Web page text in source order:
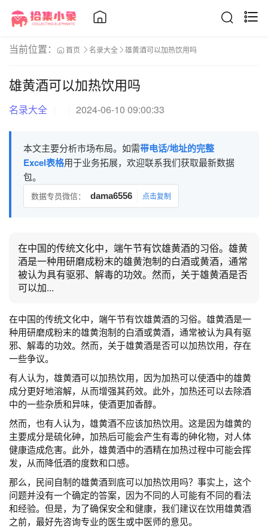
当前位置： 首页 名录大全 雄黄酒可以加热饮用吗
雄黄酒可以加热饮用吗
名录大全 2024-06-10 09:00:33
本文主要分析市场布局。如需带电话/地址的完整
Excel表格用于业务拓展，欢迎联系我们获取最新数据
包。
数据专员微信： dama6556 点击复制
在中国的传统文化中，端午节有饮雄黄酒的习俗。雄黄
酒是一种用研磨成粉末的雄黄泡制的白酒或黄酒，通常
被认为具有驱邪、解毒的功效。然而，关于雄黄酒是否
可以加...
在中国的传统文化中，端午节有饮雄黄酒的习俗。雄黄酒是一
种用研磨成粉末的雄黄泡制的白酒或黄酒，通常被认为具有驱
邪、解毒的功效。然而，关于雄黄酒是否可以加热饮用，存在
一些争议。
有人认为，雄黄酒可以加热饮用，因为加热可以使酒中的雄黄
成分更好地溶解，从而增强其药效。此外，加热还可以去除酒
中的一些杂质和异味，使酒更加香醇。
然而，也有人认为，雄黄酒不应该加热饮用。这是因为雄黄的
主要成分是硫化砷，加热后可能会产生有毒的砷化物，对人体
健康造成危害。此外，雄黄酒中的酒精在加热过程中可能会挥
发，从而降低酒的度数和口感。
那么，民间自制的雄黄酒到底可以加热饮用吗？事实上，这个
问题并没有一个确定的答案，因为不同的人可能有不同的看法
和经验。但是，为了确保安全和健康，我们建议在饮用雄黄酒
之前，最好先咨询专业的医生或中医师的意见。